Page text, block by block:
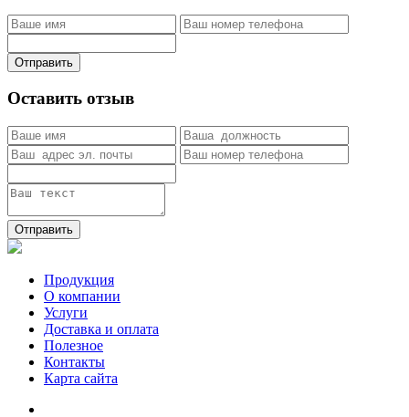
Отправить
Оставить отзыв
Отправить
Продукция
О компании
Услуги
Доставка и оплата
Полезное
Контакты
Карта сайта